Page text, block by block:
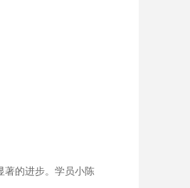
著的进步。学员小陈